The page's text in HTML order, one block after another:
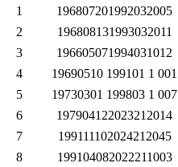
1
196807201992032005
2
196808131993032011
3
196605071994031012
4
19690510 199101 1 001
5
19730301 199803 1 007
6
197904122023212014
7
199111102024212045
8
199104082022211003